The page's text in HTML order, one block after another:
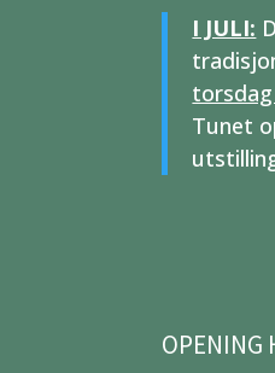
I JULI:
torsdag
Tunet
OPENING